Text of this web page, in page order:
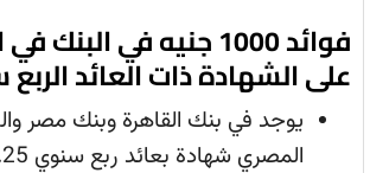
فوائد 1000 جنيه في
على الشهادة ذات العائد
يوجد في بنك القاهرة وبنك مصر